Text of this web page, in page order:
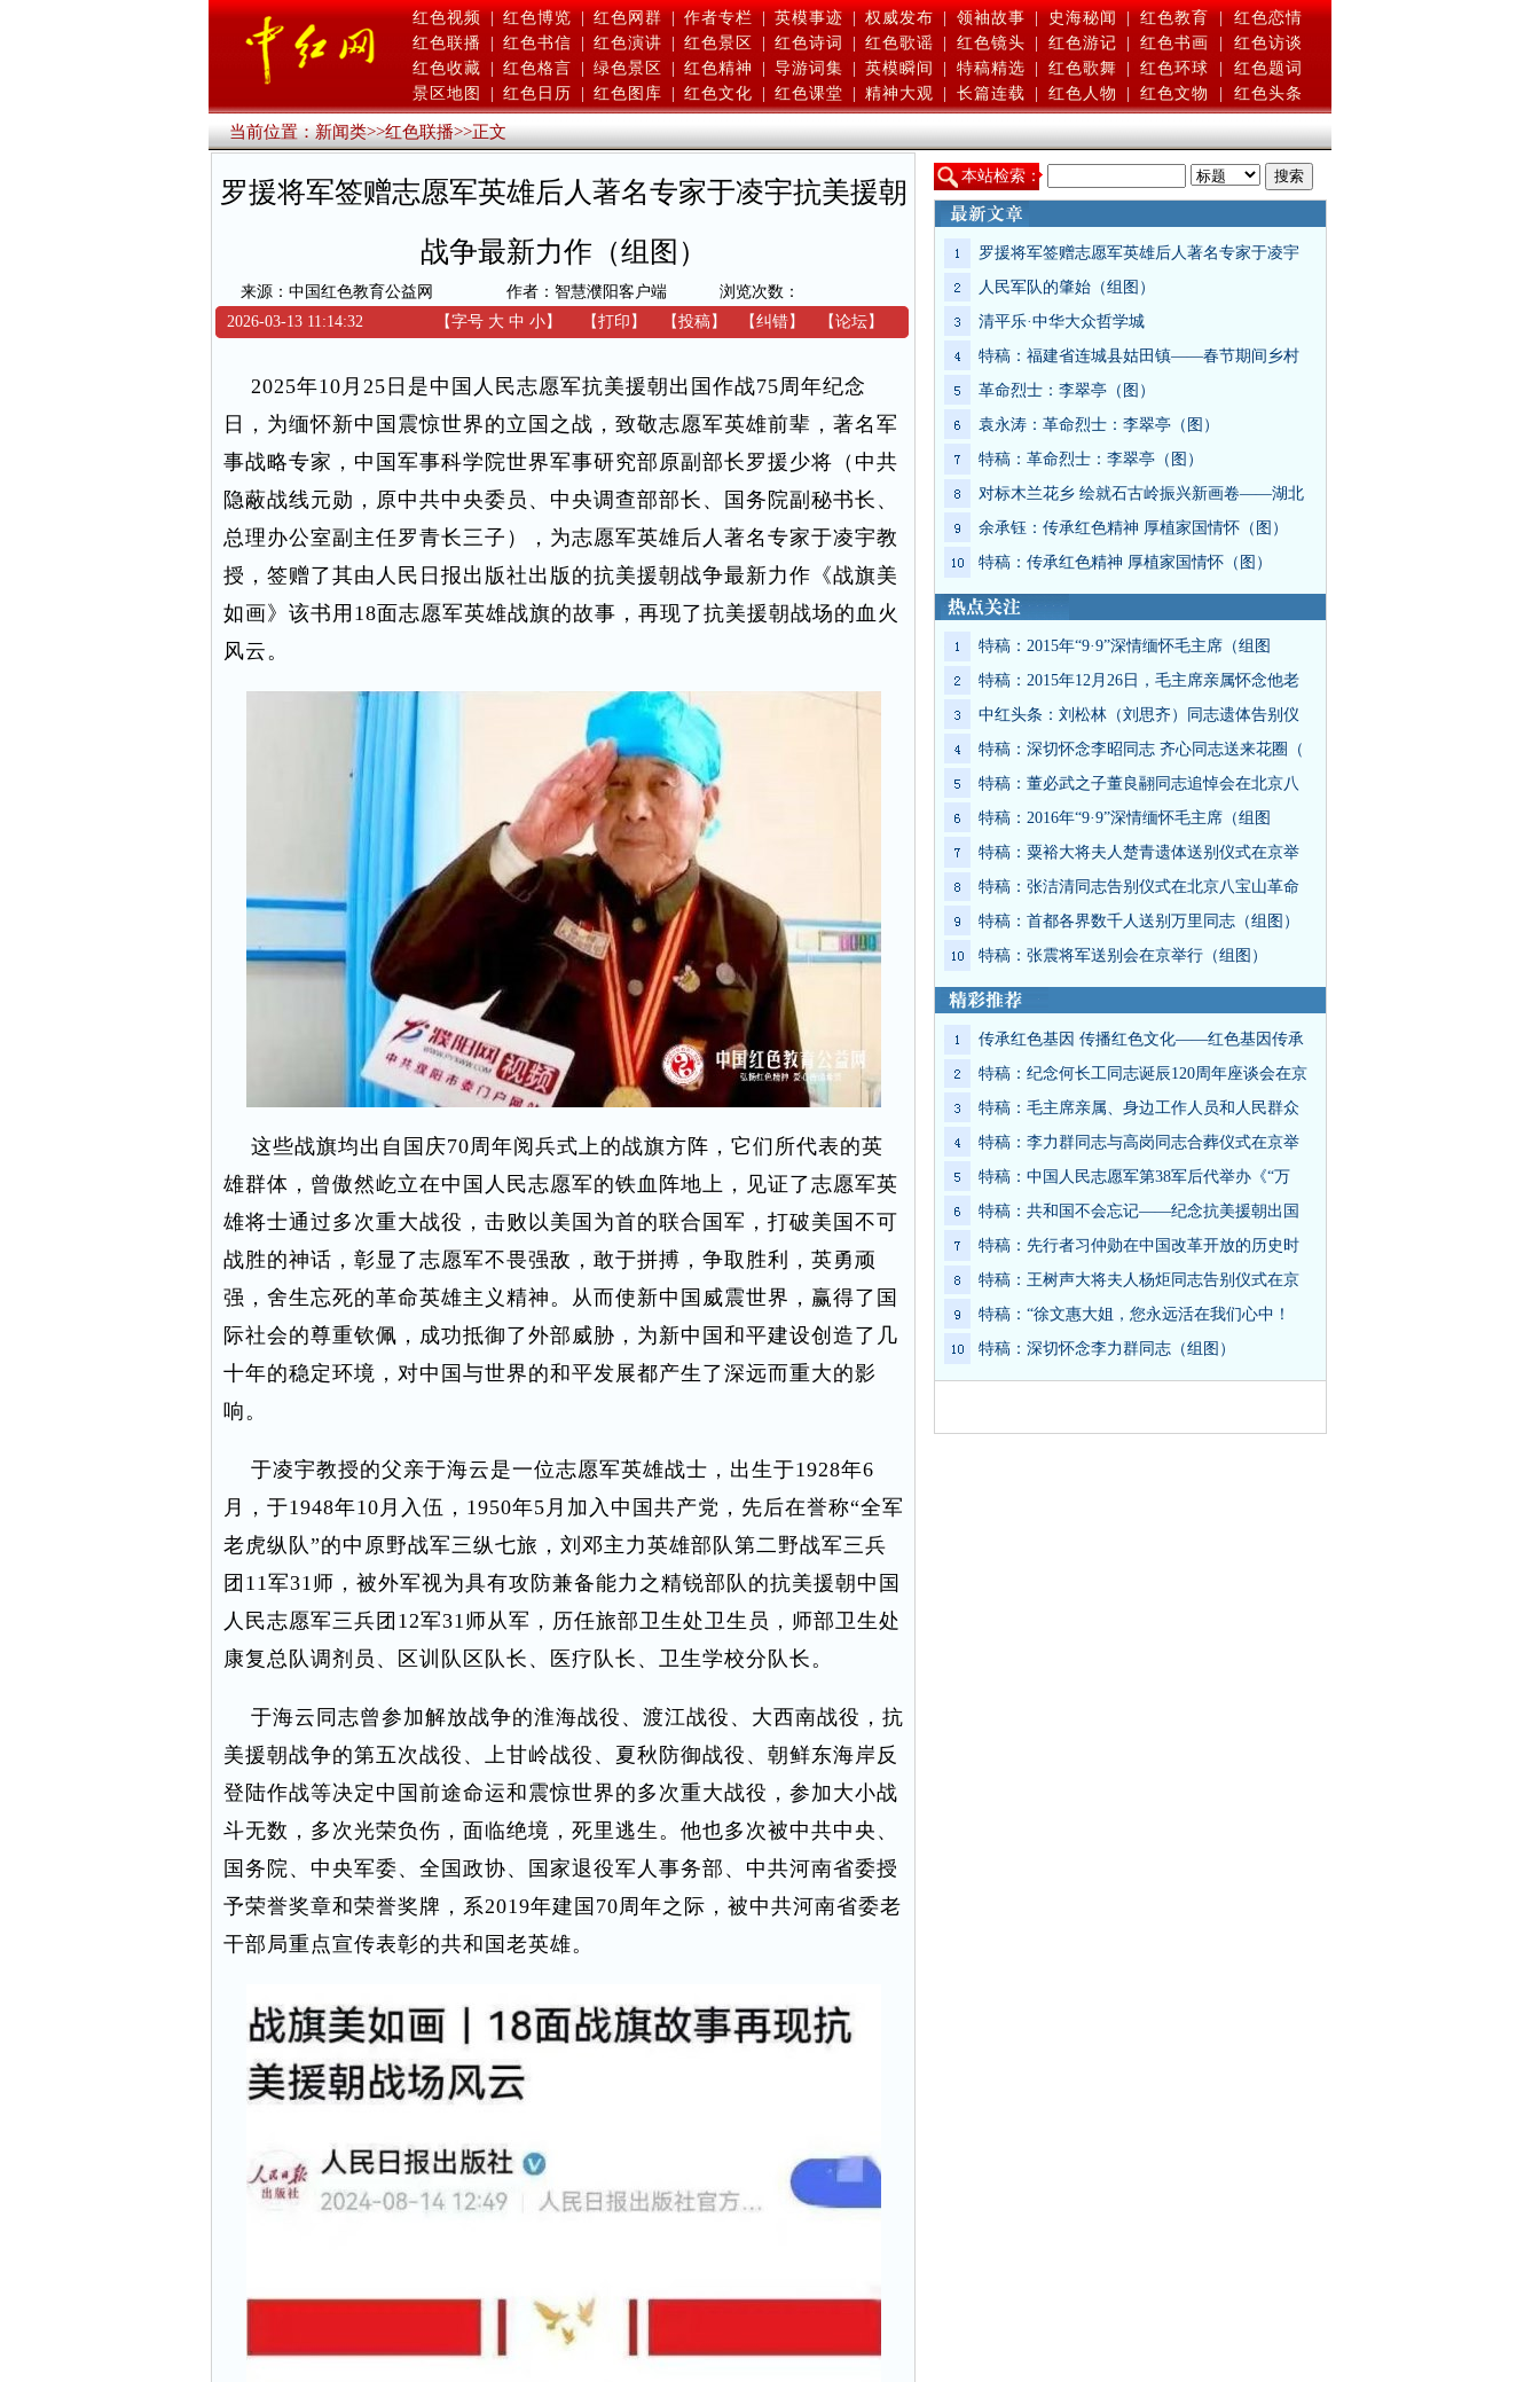
红色视频 | 红色博览 | 红色网群 | 作者专栏 | 英模事迹 | 权威发布 | 领袖故事 | 史海秘闻 | 红色教育 |
红色恋情
红色联播
红色书信 红色演讲 红色景区 红色诗词 红色歌谣 红色镜头 红色游记 红色书画
红色访谈
红色收藏
红色格言 绿色景区 红色精神 导游词集 英模瞬间 特稿精选 红色歌舞 红色环球
红色题词
景区地图
红色日历 红色图库 红色文化 红色课堂 精神大观 长篇连载 红色人物 红色文物 红色头条
当前位置：新闻类>>红色联播>>正文
罗援将军签赠志愿军英雄后人著名专家于凌宇抗美援朝
战争最新力作（组图）
来源：中国红色教育公益网 作者：智慧濮阳客户端
浏览次数：
2026-03-13 11:14:32
【字号 大 中 小】 【打印 】 【投稿】 【纠错】 【论坛】
2025年10月25日是中国人民志愿军抗美援朝出国作战75周年纪念
日，为缅怀新中国震惊世界的立国之战，致敬志愿军英雄前辈，著名军
事战略专家，中国军事科学院世界军事研究部原副部长罗援少将（中共
隐蔽战线元勋，原中共中央委员、中央调查部部长、国务院副秘书长、
总理办公室副主任罗青长三子），为志愿军英雄后人著名专家于凌宇教
授，签赠了其由人民日报出版社出版的抗美援朝战争最新力作《战旗美
如画》该书用18面志愿军英雄战旗的故事，再现了抗美援朝战场的血火
风云。
这些战旗均出自国庆70周年阅兵式上的战旗方阵，它们所代表的英
雄群体，曾傲然屹立在中国人民志愿军的铁血阵地上，见证了志愿军英
雄将士通过多次重大战役，击败以美国为首的联合国军，打破美国不可
战胜的神话，彰显了志愿军不畏强敌，敢于拼搏，争取胜利，英勇顽
强，舍生忘死的革命英雄主义精神。从而使新中国威震世界，赢得了国
际社会的尊重钦佩，成功抵御了外部威胁，为新中国和平建设创造了几
十年的稳定环境，对中国与世界的和平发展都产生了深远而重大的影
响。
于凌宇教授的父亲于海云是一位志愿军英雄战士，出生于1928年6
月，于1948年10月入伍，1950年5月加入中国共产党，先后在誉称“全军
老虎纵队”的中原野战军三纵七旅，刘邓主力英雄部队第二野战军三兵
团11军31师，被外军视为具有攻防兼备能力之精锐部队的抗美援朝中国
人民志愿军三兵团12军31师从军，历任旅部卫生处卫生员，师部卫生处
康复总队调剂员、区训队区队长、医疗队长、卫生学校分队长。
于海云同志曾参加解放战争的淮海战役、渡江战役、大西南战役，抗
美援朝战争的第五次战役、上甘岭战役、夏秋防御战役、朝鲜东海岸反
登陆作战等决定中国前途命运和震惊世界的多次重大战役，参加大小战
斗无数，多次光荣负伤，面临绝境，死里逃生。他也多次被中共中央、
国务院、中央军委、全国政协、国家退役军人事务部、中共河南省委授
予荣誉奖章和荣誉奖牌，系2019年建国70周年之际，被中共河南省委老
干部局重点宣传表彰的共和国老英雄。
本站检索：
罗援将军签赠志愿军英雄后人著名专家于凌宇
人民军队的肇始（组图）
清平乐·中华大众哲学城
特稿：福建省连城县姑田镇——春节期间乡村
革命烈士：李翠亭（图）
袁永涛：革命烈士：李翠亭（图）
特稿：革命烈士：李翠亭（图）
对标木兰花乡 绘就石古岭振兴新画卷——湖北
余承钰：传承红色精神 厚植家国情怀（图）
特稿：传承红色精神 厚植家国情怀（图）
特稿：2015年“9·9”深情缅怀毛主席（组图
特稿：2015年12月26日，毛主席亲属怀念他老
中红头条：刘松林（刘思齐）同志遗体告别仪
特稿：深切怀念李昭同志 齐心同志送来花圈（
特稿：董必武之子董良翮同志追悼会在北京八
特稿：2016年“9·9”深情缅怀毛主席（组图
特稿：粟裕大将夫人楚青遗体送别仪式在京举
特稿：张洁清同志告别仪式在北京八宝山革命
特稿：首都各界数千人送别万里同志（组图）
特稿：张震将军送别会在京举行（组图）
传承红色基因 传播红色文化——红色基因传承
特稿：纪念何长工同志诞辰120周年座谈会在京
特稿：毛主席亲属、身边工作人员和人民群众
特稿：李力群同志与高岗同志合葬仪式在京举
特稿：中国人民志愿军第38军后代举办《“万
特稿：共和国不会忘记——纪念抗美援朝出国
特稿：先行者习仲勋在中国改革开放的历史时
特稿：王树声大将夫人杨炬同志告别仪式在京
特稿：“徐文惠大姐，您永远活在我们心中！
特稿：深切怀念李力群同志（组图）